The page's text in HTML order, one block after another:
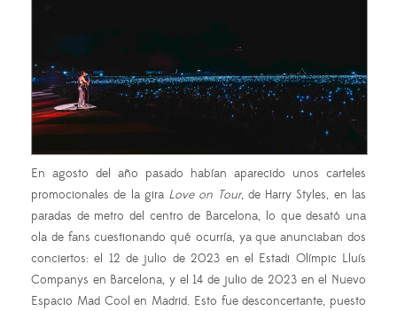
En agosto del año pasado habían aparecido unos carteles
promocionales de la gira Love on Tour, de Harry Styles, en las
paradas de metro del centro de Barcelona, lo que desató una
ola de fans cuestionando qué ocurría, ya que anunciaban dos
conciertos: el 12 de julio de 2023 en el Estadi Olímpic Lluís
Companys en Barcelona, y el 14 de julio de 2023 en el Nuevo
Espacio Mad Cool en Madrid. Esto fue desconcertante, puesto